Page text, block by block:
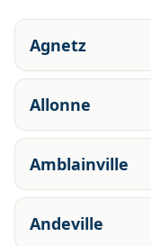
Agnetz
Allonne
Amblainville
Andeville